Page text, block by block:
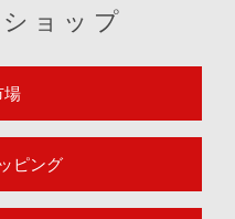
ョップ
場
ピング